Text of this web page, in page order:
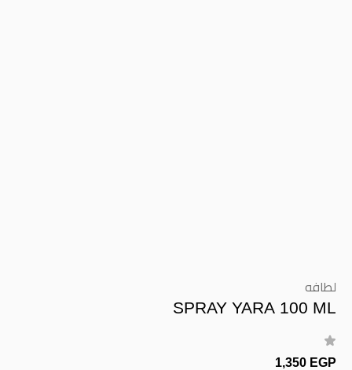
لطافه
SPRAY YARA 100 ML
1,350 EGP